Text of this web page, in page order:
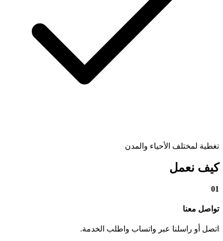
تغطية لمختلف الأحياء والمدن
كيف نعمل
01
تواصل معنا
اتصل أو راسلنا عبر واتساب واطلب الخدمة.